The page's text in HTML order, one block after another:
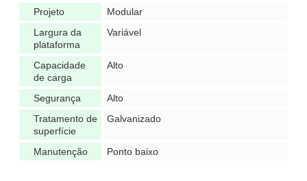
Projeto
Modular
Largura da
plataforma
Variável
Capacidade
de carga
Alto
Segurança
Alto
Tratamento de
superfície
Galvanizado
Manutenção Ponto baixo